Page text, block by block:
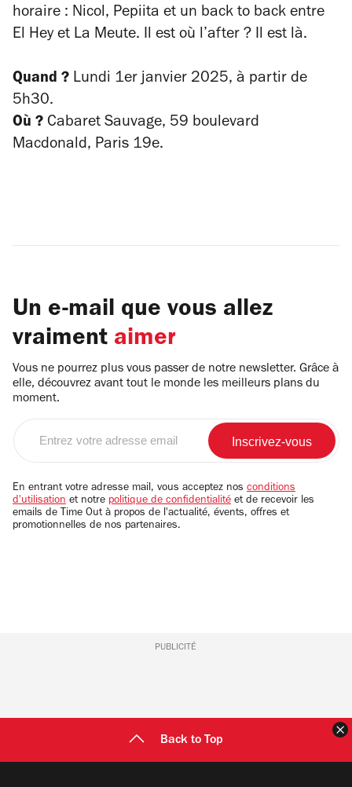
horaire : Nicol, Pepiita et un back to back entre
El Hey et La Meute. Il est où l’after ? Il est là.
Quand ? Lundi 1er janvier 2025, à partir de
5h30.
Où ? Cabaret Sauvage, 59 boulevard
Macdonald, Paris 19e.
Un e-mail que vous allez
vraiment aimer
Vous ne pourrez plus vous passer de notre newsletter. Grâce à
elle, découvrez avant tout le monde les meilleurs plans du
moment.
email
En entrant votre adresse mail, vous acceptez nos conditions
d'utilisation et notre politique de confidentialité et de recevoir les
emails de Time Out à propos de l'actualité, évents, offres et
promotionnelles de nos partenaires.
PUBLICITÉ
Back to Top